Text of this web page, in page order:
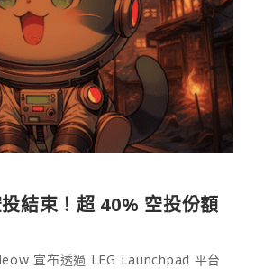
結束！超 40% 空投份額
宣布透過 LFG Launchpad 平台